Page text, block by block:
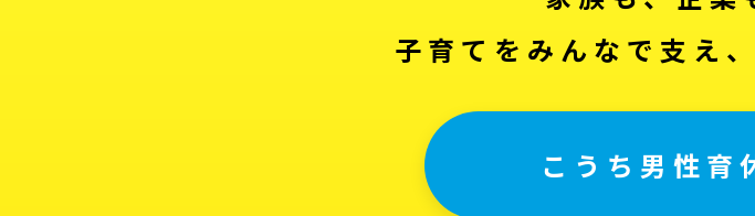
子育てをみんなで支え
こうち男性育